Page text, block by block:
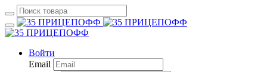
Войти
Email